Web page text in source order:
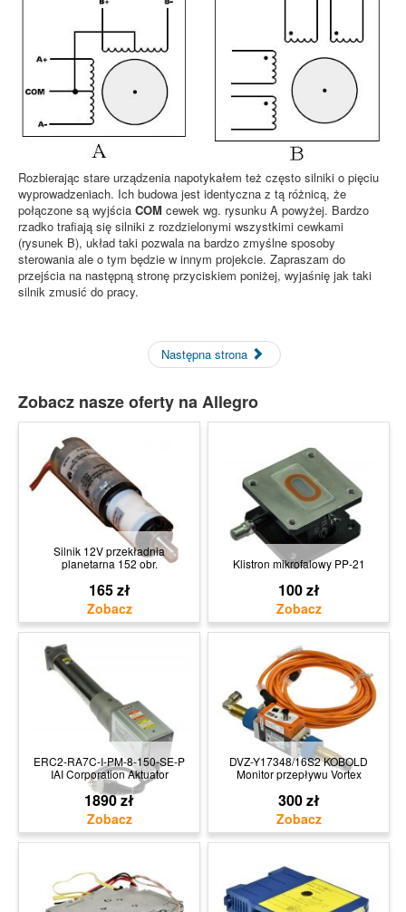
Rozbierając stare urządzenia napotykałem też często silniki o pięciu
wyprowadzeniach. Ich budowa jest identyczna z tą różnicą, że
połączone są wyjścia COM cewek wg. rysunku A powyżej. Bardzo
rzadko trafiają się silniki z rozdzielonymi wszystkimi cewkami
(rysunek B), układ taki pozwala na bardzo zmyślne sposoby
sterowania ale o tym będzie w innym projekcie. Zapraszam do
przejścia na następną stronę przyciskiem poniżej, wyjaśnię jak taki
silnik zmusić do pracy.
Następna strona
Zobacz nasze oferty na Allegro
Silnik 12V przekładnia
planetarna 152 obr.
165 zł
Klistron mikrofalowy PP-21
100 zł
ERC2-RA7C-I-PM-8-150-SE-P
IAI Corporation Aktuator
1890 zł
DVZ-Y17348/16S2 KOBOLD
Monitor przepływu Vortex
300 zł